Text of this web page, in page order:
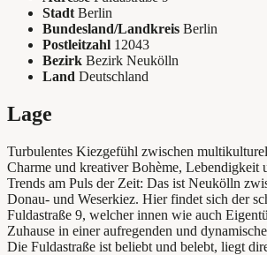
Stadt Berlin
Bundesland/Landkreis Berlin
Postleitzahl 12043
Bezirk Bezirk Neukölln
Land Deutschland
Lage
Turbulentes Kiezgefühl zwischen
Charme und kreativer Bohème, Lebendigkeit
Trends am Puls der Zeit: Das ist Neukölln
Donau- und Weserkiez. Hier findet sich der
Fuldastraße 9, welcher innen wie auch
Zuhause in einer aufregenden und
Die Fuldastraße ist beliebt und belebt, liegt